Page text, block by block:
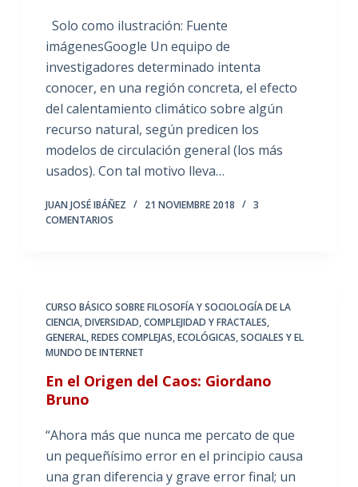
Solo como ilustración: Fuente
imágenesGoogle Un equipo de
investigadores determinado intenta
conocer, en una región concreta, el efecto
del calentamiento climático sobre algún
recurso natural, según predicen los
modelos de circulación general (los más
usados). Con tal motivo lleva…
JUAN JOSÉ IBÁÑEZ 21 NOVIEMBRE 2018
3
COMENTARIOS
CURSO BÁSICO SOBRE FILOSOFÍA Y SOCIOLOGÍA DE LA
CIENCIA,DIVERSIDAD, COMPLEJIDAD Y FRACTALES,
GENERAL,REDES COMPLEJAS, ECOLÓGICAS, SOCIALES Y EL
MUNDO DE INTERNET
En el Origen del Caos: Giordano
Bruno
“Ahora más que nunca me percato de que
un pequeñísimo error en el principio causa
una gran diferencia y grave error final; un